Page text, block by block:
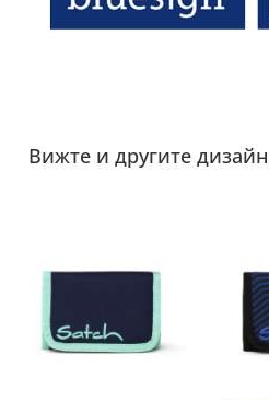
Вижте и другите